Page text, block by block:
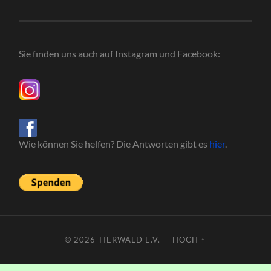
Sie finden uns auch auf Instagram und Facebook:
Wie können Sie helfen? Die Antworten gibt es hier.
© 2026TIERWALD E.V. — HOCH ↑